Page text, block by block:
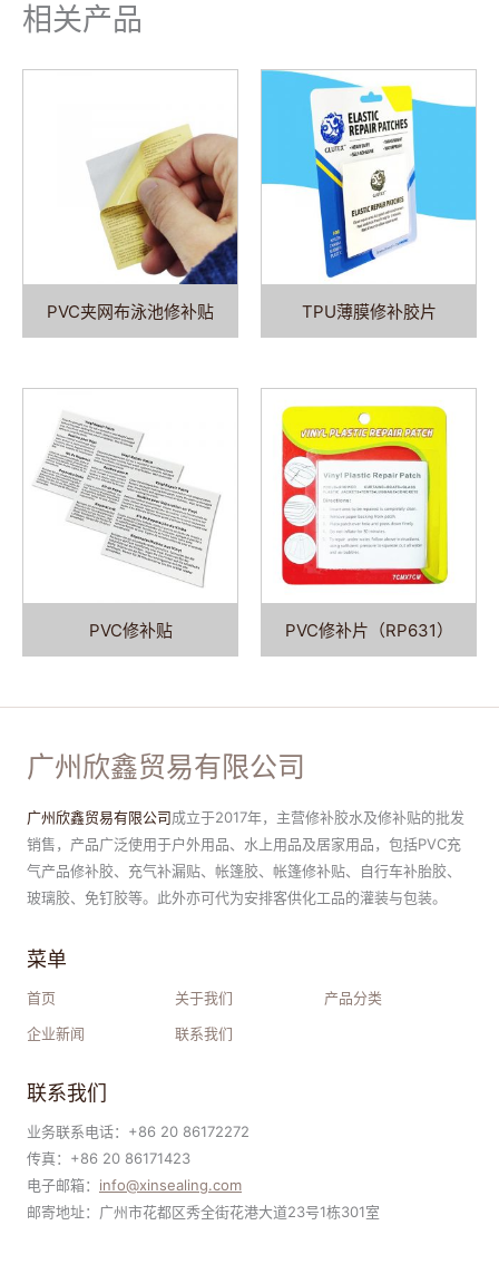
相关产品
PVC夹网布泳池修补贴 TPU薄膜修补胶片
PVC修补贴 PVC修补片（RP631）
广州欣鑫贸易有限公司
广州欣鑫贸易有限公司成立于2017年，主营修补胶水及修补贴的批发
销售，产品广泛使用于户外用品、水上用品及居家用品，包括PVC充
气产品修补胶、充气补漏贴、帐篷胶、帐篷修补贴、自行车补胎胶、
玻璃胶、免钉胶等。此外亦可代为安排客供化工品的灌装与包装。
菜单
首页 关于我们
产品分类
企业新闻
联系我们
联系我们
业务联系电话：+86 20 86172272
传真：+86 20 86171423
电子邮箱： info@xinsealing.com
邮寄地址：广州市花都区秀全街花港大道23号1栋301室